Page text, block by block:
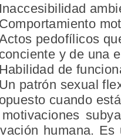
Inaccesibilidad
Comportamiento
pedofílicos
conciente y de una
Habilidad de
Un patrón sexual
opuesto cuando
humana.